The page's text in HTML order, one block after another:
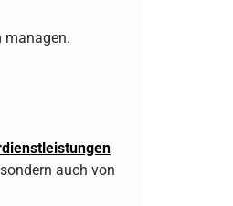
managen.
auch von